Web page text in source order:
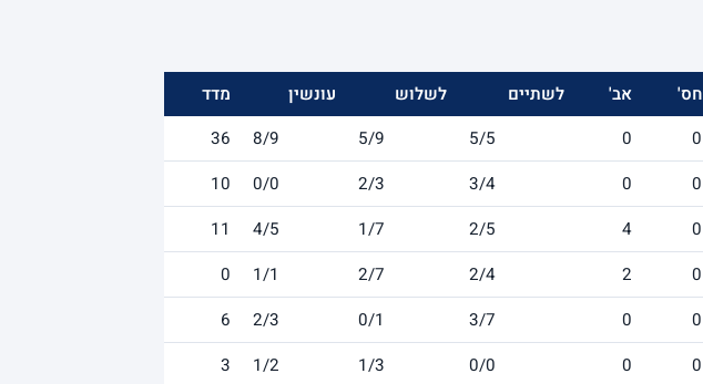
חס' אב' לשתיים לשלוש עונשין
מדד
0
0
5/5
5/9
8/9
36
0
0
3/4
2/3
0/0
10
0
4
2/5
1/7
4/5
11
0
2
2/4
2/7
1/1
0
0
0
3/7
0/1
2/3
6
0
0
0/0
1/3
1/2
3